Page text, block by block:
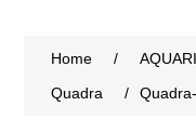
Home /
Quadra
/